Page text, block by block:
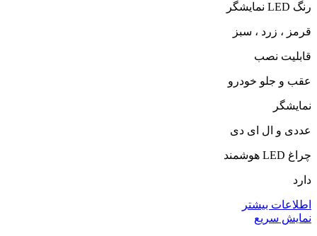
رنگ LED نمایشگر
قرمز ، زرد ، سبز
قابلیت نصب
عقب و جلو خودرو
نمایشگر
عددی و ال ای دی
چراغ LED هوشمند
دارد
اطلاعات بیشتر
نمایش سریع